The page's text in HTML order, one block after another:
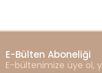
E-Bülten Aboneliği
E-bültenimize üye ol,